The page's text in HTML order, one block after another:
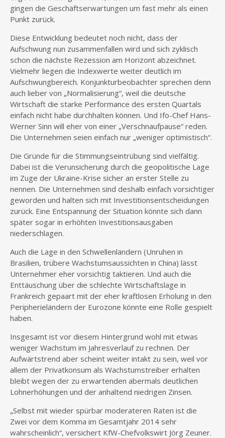
gingen die Geschäftserwartungen um fast mehr als einen
Punkt zurück.
Diese Entwicklung bedeutet noch nicht, dass der
Aufschwung nun zusammenfallen wird und sich zyklisch
schon die nächste Rezession am Horizont abzeichnet.
Vielmehr liegen die Indexwerte weiter deutlich im
Aufschwungbereich. Konjunkturbeobachter sprechen denn
auch lieber von „Normalisierung“, weil die deutsche
Wirtschaft die starke Performance des ersten Quartals
einfach nicht habe durchhalten können. Und Ifo-Chef Hans-
Werner Sinn will eher von einer „Verschnaufpause“ reden.
Die Unternehmen seien einfach nur „weniger optimistisch“.
Die Gründe für die Stimmungseintrübung sind vielfältig.
Dabei ist die Verunsicherung durch die geopolitische Lage
im Zuge der Ukraine-Krise sicher an erster Stelle zu
nennen. Die Unternehmen sind deshalb einfach vorsichtiger
geworden und halten sich mit Investitionsentscheidungen
zurück. Eine Entspannung der Situation könnte sich dann
später sogar in erhöhten Investitionsausgaben
niederschlagen.
Auch die Lage in den Schwellenländern (Unruhen in
Brasilien, trübere Wachstumsaussichten in China) lässt
Unternehmer eher vorsichtig taktieren. Und auch die
Enttäuschung über die schlechte Wirtschaftslage in
Frankreich gepaart mit der eher kraftlosen Erholung in den
Peripherieländern der Eurozone könnte eine Rolle gespielt
haben.
Insgesamt ist vor diesem Hintergrund wohl mit etwas
weniger Wachstum im Jahresverlauf zu rechnen. Der
Aufwärtstrend aber scheint weiter intakt zu sein, weil vor
allem der Privatkonsum als Wachstumstreiber erhalten
bleibt wegen der zu erwartenden abermals deutlichen
Lohnerhöhungen und der anhaltend niedrigen Zinsen.
„Selbst mit wieder spürbar moderateren Raten ist die
Zwei vor dem Komma im Gesamtjahr 2014 sehr
wahrscheinlich“, versichert KfW-Chefvolkswirt Jörg Zeuner.